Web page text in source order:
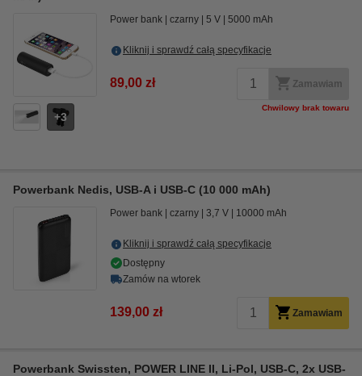
3
Power bank czarny 5 V 5000 mAh
Kliknij i sprawdź całą specyfikacje
89,00 zł Zamawiam
Chwilowy brak towaru
Powerbank Nedis, USB-A i USB-C (10 000 mAh)
Power bank czarny 3,7 V 10000 mAh
Kliknij i sprawdź całą specyfikacje
Dostępny
Zamów na wtorek
139,00 zł Zamawiam
Powerbank Swissten, POWER LINE II, Li-Pol, USB-C, 2x USB-